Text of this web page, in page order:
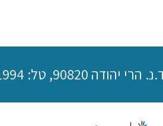
טלפקס: 02-5333038